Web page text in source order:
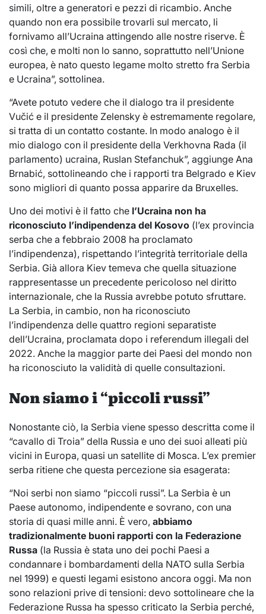
simili, oltre a generatori e pezzi di ricambio. Anche
quando non era possibile trovarli sul mercato, li
fornivamo all’Ucraina attingendo alle nostre riserve. È
così che, e molti non lo sanno, soprattutto nell’Unione
europea, è nato questo legame molto stretto fra Serbia
e Ucraina”, sottolinea.
“Avete potuto vedere che il dialogo tra il presidente
Vučić e il presidente Zelensky è estremamente regolare,
si tratta di un contatto costante. In modo analogo è il
mio dialogo con il presidente della Verkhovna Rada (il
parlamento) ucraina, Ruslan Stefanchuk”, aggiunge Ana
Brnabić, sottolineando che i rapporti tra Belgrado e Kiev
sono migliori di quanto possa apparire da Bruxelles.
Uno dei motivi è il fatto che l’Ucraina non ha
riconosciuto l’indipendenza del Kosovo (l’ex provincia
serba che a febbraio 2008 ha proclamato
l’indipendenza), rispettando l’integrità territoriale della
Serbia. Già allora Kiev temeva che quella situazione
rappresentasse un precedente pericoloso nel diritto
internazionale, che la Russia avrebbe potuto sfruttare.
La Serbia, in cambio, non ha riconosciuto
l’indipendenza delle quattro regioni separatiste
dell’Ucraina, proclamata dopo i referendum illegali del
2022. Anche la maggior parte dei Paesi del mondo non
ha riconosciuto la validità di quelle consultazioni.
Non siamo i “piccoli russi”
Nonostante ciò, la Serbia viene spesso descritta come il
“cavallo di Troia” della Russia e uno dei suoi alleati più
vicini in Europa, quasi un satellite di Mosca. L’ex premier
serba ritiene che questa percezione sia esagerata:
“Noi serbi non siamo “piccoli russi”. La Serbia è un
Paese autonomo, indipendente e sovrano, con una
storia di quasi mille anni. È vero, abbiamo
tradizionalmente buoni rapporti con la Federazione
Russa (la Russia è stata uno dei pochi Paesi a
condannare i bombardamenti della NATO sulla Serbia
nel 1999) e questi legami esistono ancora oggi. Ma non
sono relazioni prive di tensioni: devo sottolineare che la
Federazione Russa ha spesso criticato la Serbia perché,